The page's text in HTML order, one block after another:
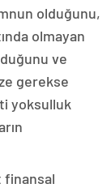
olduğunu,
olmayan
ve
gerekse
yoksulluk
finansal